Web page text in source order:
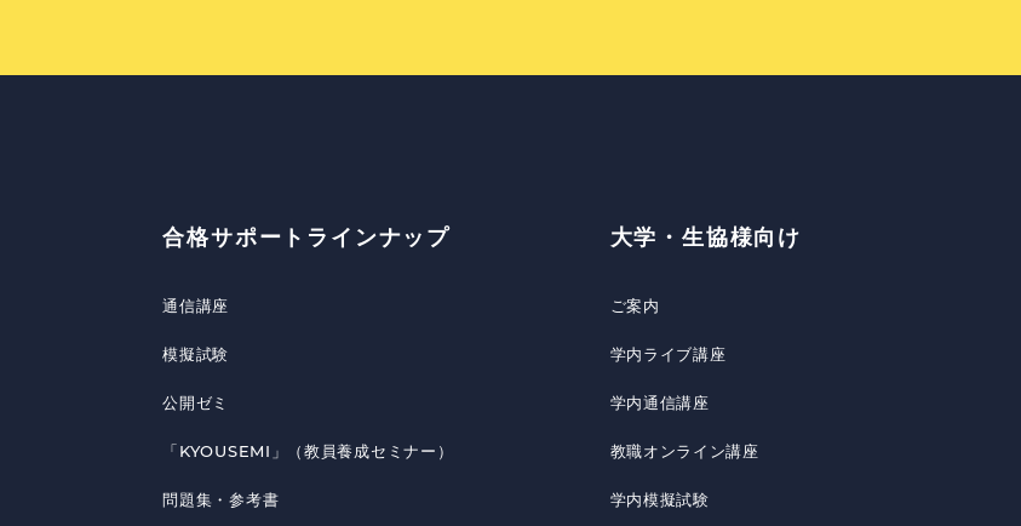
合格サポートラインナップ
通信講座
模擬試験
公開ゼミ
「KYOUSEMI」（教員養成セミナー）
問題集・参考書
大学・生協様向け
ご案内
学内ライブ講座
学内通信講座
教職オンライン講座
学内模擬試験